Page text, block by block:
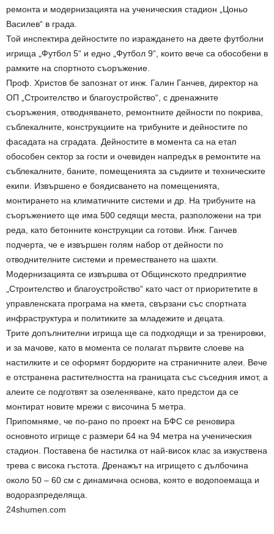
ремонта и модернизацията на ученическия стадион „Цоньо
Василев“ в града.
Той инспектира дейностите по израждането на двете футболни
игрища „Футбол 5“ и едно „Футбол 9“, които вече са обособени в
рамките на спортното съоръжение.
Проф. Христов бе запознат от инж. Галин Ганчев, директор на
ОП „Строителство и благоустройство“, с дренажните
съоръжения, отводняването, ремонтните дейности по покрива,
съблекалните, конструкциите на трибуните и дейностите по
фасадата на сградата. Дейностите в момента са на етап
обособен сектор за гости и очевиден напредък в ремонтите на
съблекалните, баните, помещенията за съдиите и техническите
екипи. Извършено е боядисването на помещенията,
монтирането на климатичните системи и др. На трибуните на
съоръжението ще има 500 седящи места, разположени на три
реда, като бетонните конструкции са готови. Инж. Ганчев
подчерта, че е извършен голям набор от дейности по
отводнителните системи и преместването на шахти.
Модернизацията се извършва от Общинското предприятие
„Строителство и благоустройство“ като част от приоритетите в
управленската програма на кмета, свързани със спортната
инфраструктура и политиките за младежите и децата.
Трите допълнителни игрища ще са подходящи и за тренировки,
и за мачове, като в момента се полагат първите слоеве на
настилките и се оформят бордюрите на страничните алеи. Вече
е отстранена растителността на границата със съседния имот, а
алеите се подготвят за озеленяване, като предстои да се
монтират новите мрежи с височина 5 метра.
Припомняме, че по-рано по проект на БФС се реновира
основното игрище с размери 64 на 94 метра на ученическия
стадион. Поставена бе настилка от най-висок клас за изкуствена
трева с висока гъстота. Дренажът на игрището с дълбочина
около 50 – 60 см с динамична основа, която е водопоемаща и
водоразпределяща.
24shumen.com